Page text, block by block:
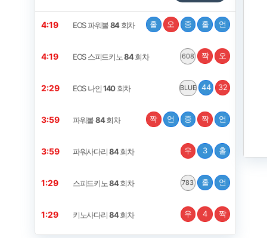
4:18 EOS 파워볼84회차 홀 오 중 홀 언
4:18 EOS 스피드키노84회차 608 짝 오
2:28 EOS 나인140회차 BLUE 44 32
3:58 파워볼84회차 짝 언 중 짝 언
3:58 파워사다리84회차 우 3 홀
1:28 스피드키노84회차 783 홀 언
1:28 키노사다리84회차 우 4 짝